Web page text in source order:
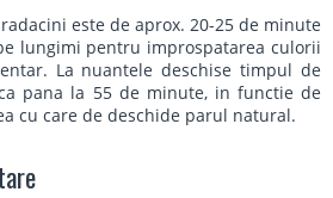
este de aprox. 20-25 de minute
lungimi pentru improspatarea culorii
La nuantele deschise timpul de
pana la 55 de minute, in functie de
cu care de deschide parul natural.